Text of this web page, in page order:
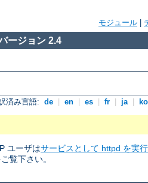
モジュール
ージョン 2.4
済み言語: de en es fr ja ko
ユーザはサービスとして httpd を実
覧下さい。